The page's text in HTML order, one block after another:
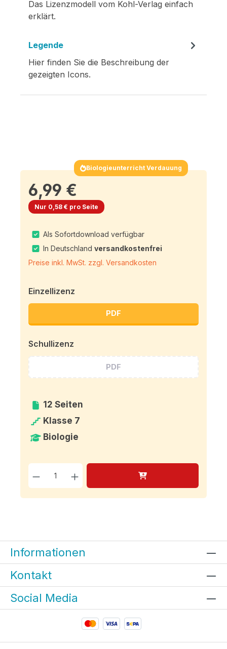
Das Lizenzmodell vom Kohl-Verlag einfach
erklärt.
Legende
Hier finden Sie die Beschreibung der
gezeigten Icons.
Biologieunterricht Verdauung
6,99 €
Nur 0,58 € pro Seite
Als Sofortdownload verfügbar
In Deutschlandversandkostenfrei
Preise inkl. MwSt. zzgl. Versandkosten
Einzellizenz
PDF
Schullizenz
PDF
12 Seiten
Klasse 7
Biologie
Produkt Anzahl: Gib den
Informationen
Kontakt
Social Media